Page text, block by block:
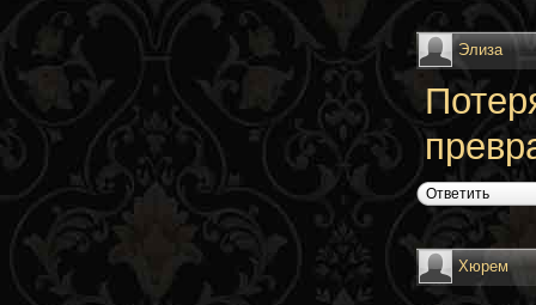
Элиза
Ответить
Хюрем